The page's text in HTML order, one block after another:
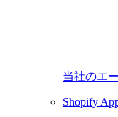
当社のエ
Shopify